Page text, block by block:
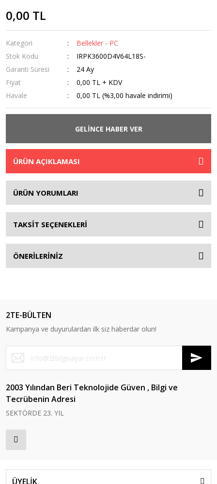
0,00 TL
Kategori
Bellekler - PC
Stok Kodu
IRPK3600D4V64L18S-
Garanti Süresi
24 Ay
Fiyat
0,00 TL + KDV
Havale
0,00 TL (%3,00 havale indirimi)
GELİNCE HABER VER
ÜRÜN AÇIKLAMASI
ÜRÜN YORUMLARI
TAKSİT SEÇENEKLERİ
ÖNERİLERİNİZ
2TE-BÜLTEN
Kampanya ve duyurulardan ilk siz haberdar olun!
2003 Yılından Beri Teknolojide Güven , Bilgi ve
Tecrübenin Adresi
SEKTÖRDE 23. YIL
ÜYELİK